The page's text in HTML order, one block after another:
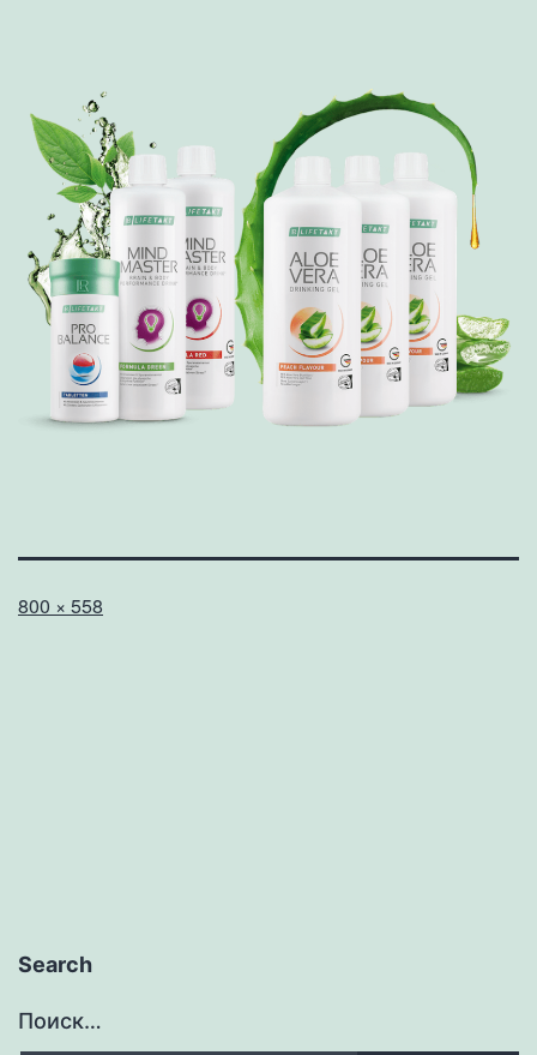
Полный
800 × 558
Search
Поиск…